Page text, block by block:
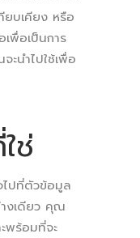
ยบเคียง หรือ
พื่อเป็นการ
นำไปใช้เพื่อ
ช่
ไปที่ตัวข้อมูล
างเดียว คุณ
พร้อมที่จะ